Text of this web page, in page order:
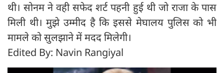
थी। सोनम ने वही सफेद शर्ट पहनी हुई थी जो राजा के पास
मिली थी। मुझे उम्मीद है कि इससे मेघालय पुलिस को भी
मामले को सुलझाने में मदद मिलेगी।
Edited By: Navin Rangiyal